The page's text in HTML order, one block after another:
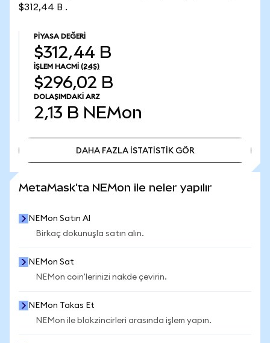
$312,44 B .
PIYASA DEĞERI
$312,44 B
İŞLEM HACMI (24S)
$296,02 B
DOLAŞIMDAKI ARZ
2,13 B NEMon
DAHA FAZLA İSTATİSTİK GÖR
MetaMask'ta NEMon ile neler yapılır
NEMon Satın Al
Birkaç dokunuşla satın alın.
NEMon Sat
NEMon coin'lerinizi nakde çevirin.
NEMon Takas Et
NEMon ile blokzincirleri arasında işlem yapın.